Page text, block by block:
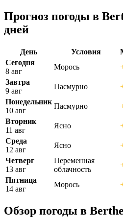
Прогноз погоды в
дней
День Условия
Сегодня
8 авг
Морось
Завтра
9 авг
Пасмурно
Понедельник
10 авг
Пасмурно
Вторник
11 авг
Ясно
Среда
12 авг
Ясно
Четверг
13 авг
Переменная
облачность
Пятница
14 авг
Морось
Обзор погоды в